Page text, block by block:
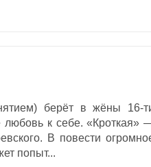
берёт в жёны 16-
любовь к себе. «Кроткая»
В повести
попыт...